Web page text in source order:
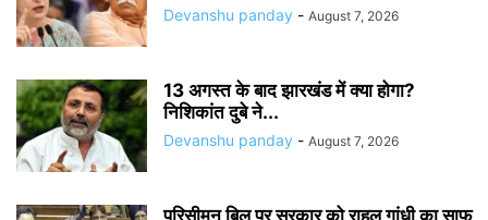
Devanshu panday - August 7, 2026
13 अगस्त के बाद झारखंड में क्या होगा?
निशिकांत दुबे ने...
Devanshu panday - August 7, 2026